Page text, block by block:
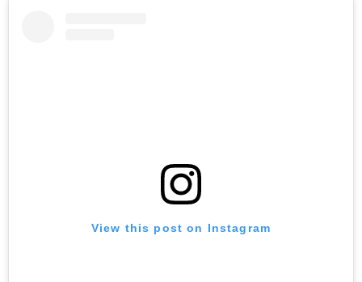
View this post on Instagram